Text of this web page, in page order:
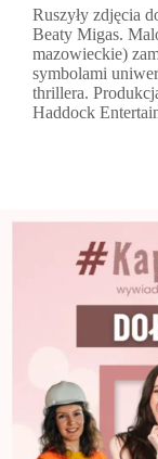
Ruszyły zdjęcia
Beaty Migas.
mazowieckie)
symbolami
thrillera.
Haddock